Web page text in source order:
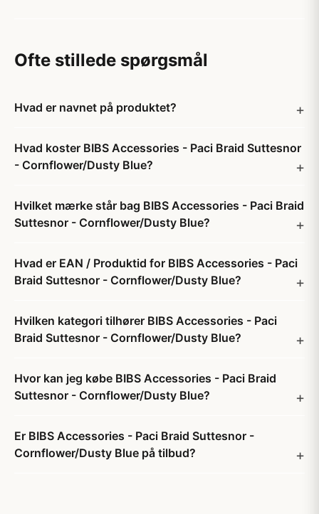
Ofte stillede spørgsmål
Hvad er navnet på produktet?
Hvad koster BIBS Accessories - Paci Braid Suttesnor
- Cornflower/Dusty Blue?
Hvilket mærke står bag BIBS Accessories - Paci Braid
Suttesnor - Cornflower/Dusty Blue?
Hvad er EAN / Produktid for BIBS Accessories - Paci
Braid Suttesnor - Cornflower/Dusty Blue?
Hvilken kategori tilhører BIBS Accessories - Paci
Braid Suttesnor - Cornflower/Dusty Blue?
Hvor kan jeg købe BIBS Accessories - Paci Braid
Suttesnor - Cornflower/Dusty Blue?
Er BIBS Accessories - Paci Braid Suttesnor -
Cornflower/Dusty Blue på tilbud?